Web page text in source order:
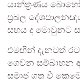
යාන්ත්‍රණය
ප්‍රබල
සහය ද මොවුනට
එමඟින් දැනටත් රට
ගෙවන සම්බාහන
සමාජ ගත වී